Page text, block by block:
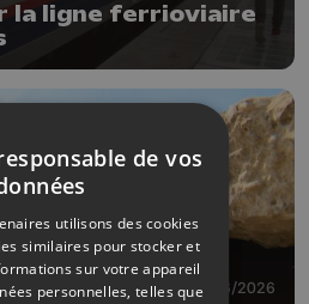
la ligne ferrioviaire
26/06/2026
de vos
utilisons des cookies
similaires pour stocker et
sur votre appareil
personnelles, telles que